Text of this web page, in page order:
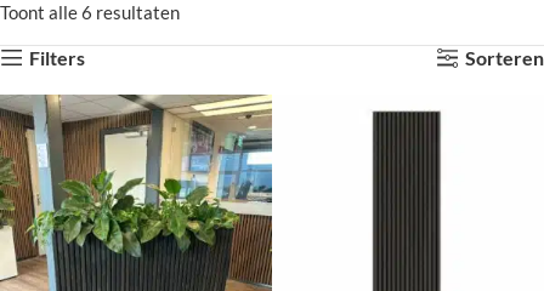
Toont alle 6 resultaten
Filters Sorteren